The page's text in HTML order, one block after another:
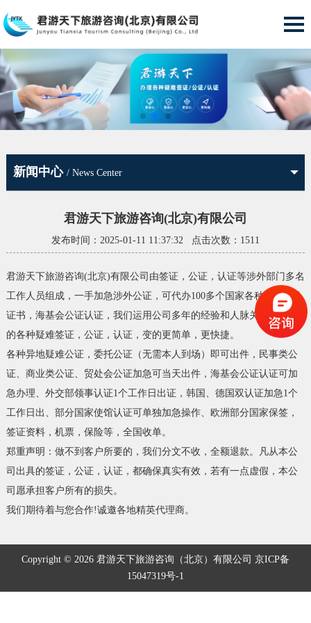
新闻中心 / News Center
君游天下旅游咨询(北京)有限公司
发布时间：2025-01-11 11:37:32 点击次数：1511
君游天下旅游咨询(北京)有限公司由签证，公证，认证等涉外部门多名
工作人员组成，一手加急涉外公证，可代办100多个国家各种语言的公
证书，海基会公证认证，我们运用公司多年的经验和人脉关系，让您
的各种疑难签证，公证，认证，变的更简单，更快捷。
各种异地疑难公证，委托公证（无需本人到场）即可出件，民事类公
证、商业类公证、贸处会公证加急可当天出件，海基会公证认证可加
急办理、外交部领事认证1个工作日出证，韩国、德国双认证加急1个
工作日出、部分国家使馆认证可单独加急操作、欧洲部分国家保签，
签证资料，机票，保险等，全国收单。
郑重声明：做不到客户所要的，我们分文不收，全额退款。凡从本公
司出具的签证，公证，认证，都确保真实有效，若有一点虚假，本公
司愿承担客户所有的损失。
我们期待着与您合作!诚邀各地精英代理商。
Copyright © 2026 君游天下旅游咨询（北京）有限公司 京ICP备
15047319号-1